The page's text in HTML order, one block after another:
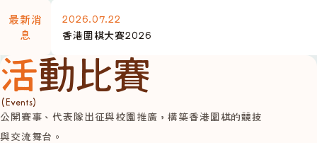
最新消
息
2026.07.22
香港圍棋大賽2026
活動比賽
(Events)
公開賽事、代表隊出征與校園推廣，構築香港圍棋的競技
與交流舞台。